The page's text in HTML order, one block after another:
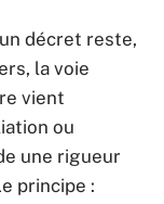
décret reste,
la voie
vient
ou
une rigueur
principe :